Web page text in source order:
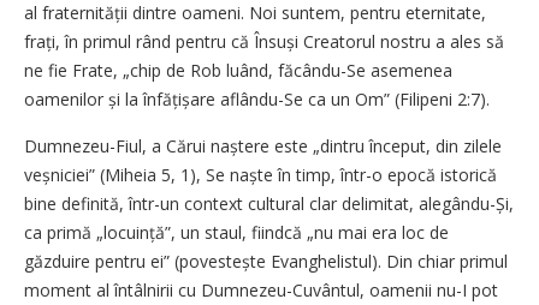
al fraternității dintre oameni. Noi suntem, pentru eternitate,
frați, în primul rând pentru că Însuși Creatorul nostru a ales să
ne fie Frate, „chip de Rob luând, făcându-Se asemenea
oamenilor și la înfățișare aflându-Se ca un Om” (Filipeni 2:7).
Dumnezeu-Fiul, a Cărui naștere este „dintru început, din zilele
veșniciei” (Miheia 5, 1), Se naște în timp, într-o epocă istorică
bine definită, într-un context cultural clar delimitat, alegându-Și,
ca primă „locuință”, un staul, fiindcă „nu mai era loc de
găzduire pentru ei” (povestește Evanghelistul). Din chiar primul
moment al întâlnirii cu Dumnezeu-Cuvântul, oamenii nu-I pot